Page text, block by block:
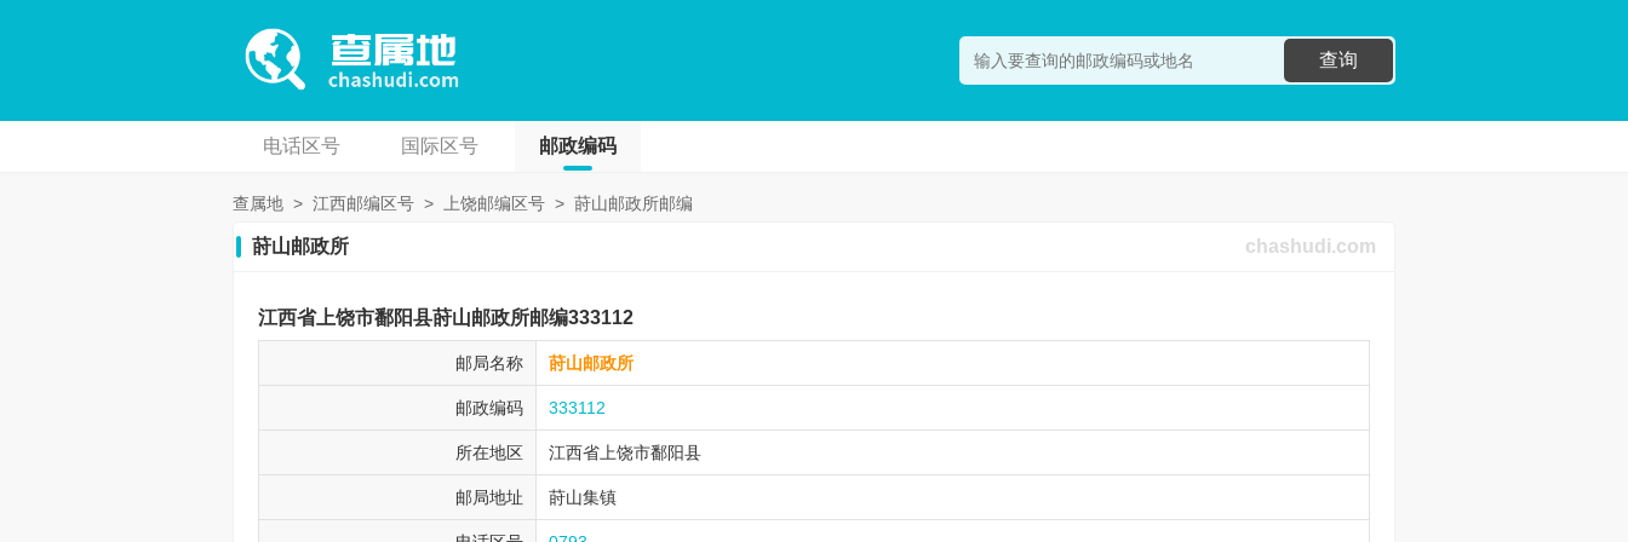
查询
电话区号 国际区号 邮政编码
查属地 > 江西邮编区号 > 上饶邮编区号 > 莳山邮政所邮编
莳山邮政所 chashudi.com
江西省上饶市鄱阳县莳山邮政所邮编333112
邮局名称 莳山邮政所
邮政编码 333112
所在地区 江西省上饶市鄱阳县
邮局地址 莳山集镇